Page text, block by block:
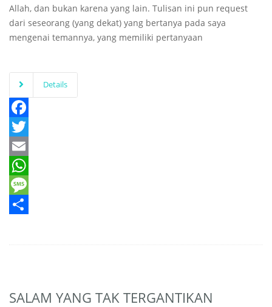
Allah, dan bukan karena yang lain. Tulisan ini pun request
dari seseorang (yang dekat) yang bertanya pada saya
mengenai temannya, yang memiliki pertanyaan
Details
Facebook
Twitter
Email
WhatsApp
Message
SALAM YANG TAK TERGANTIKAN